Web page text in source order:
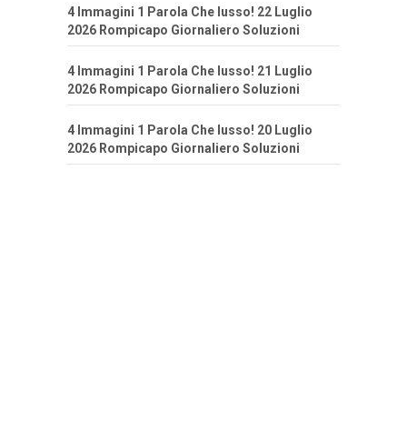
4 Immagini 1 Parola Che lusso! 22 Luglio
2026 Rompicapo Giornaliero Soluzioni
4 Immagini 1 Parola Che lusso! 21 Luglio
2026 Rompicapo Giornaliero Soluzioni
4 Immagini 1 Parola Che lusso! 20 Luglio
2026 Rompicapo Giornaliero Soluzioni